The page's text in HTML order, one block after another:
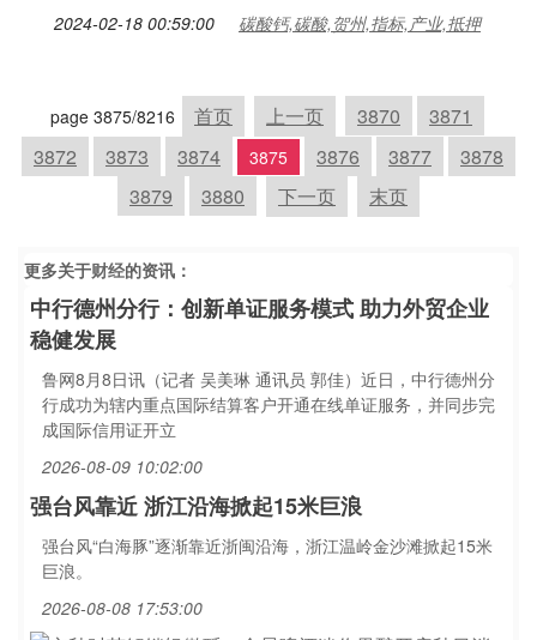
2024-02-18 00:59:00 碳酸钙,碳酸,贺州,指标,产业,抵押
page 3875/8216 首页 上一页 3870
3871
3872
3873 3874 3875 3876 3877
3878
3879
3880 下一页 末页
更多关于财经的资讯：
中行德州分行：创新单证服务模式 助力外贸企业
稳健发展
鲁网8月8日讯（记者 吴美琳 通讯员 郭佳）近日，中行德州分
行成功为辖内重点国际结算客户开通在线单证服务，并同步完
成国际信用证开立
2026-08-09 10:02:00
强台风靠近 浙江沿海掀起15米巨浪
强台风“白海豚”逐渐靠近浙闽沿海，浙江温岭金沙滩掀起15米
巨浪。
2026-08-08 17:53:00